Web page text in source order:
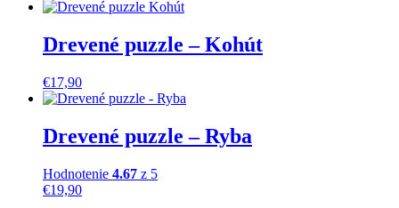
Drevené puzzle – Kohút
€17,90
Drevené puzzle – Ryba
Hodnotenie 4.67 z 5
€19,90